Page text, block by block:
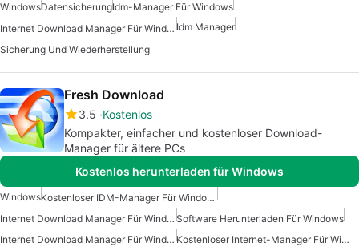
WindowsDatensicherungIdm-Manager Für Windows
Internet Download Manager Für Windows 7 Idm Manager
Sicherung Und Wiederherstellung
Fresh Download
3.5 Kostenlos
Kompakter, einfacher und kostenloser Download-
Manager für ältere PCs
Kostenlos herunterladen für Windows
Windows
Kostenloser IDM-Manager Für Windows
Internet Download Manager Für Windows 7 Software Herunterladen Für Windows
Internet Download Manager Für Windows
Kostenloser Internet-Manager Für Windows